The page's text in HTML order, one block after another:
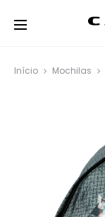
Início Mochilas